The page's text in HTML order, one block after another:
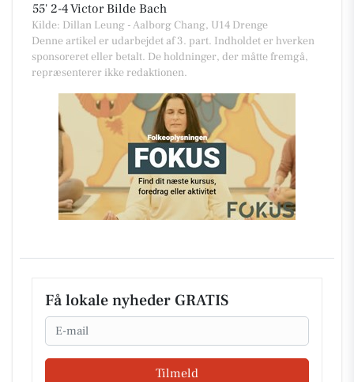
55' 2-4Victor Bilde Bach
Kilde: Dillan Leung - Aalborg Chang, U14 Drenge
Denne artikel er udarbejdet af 3. part. Indholdet er hverken
sponsoreret eller betalt. De holdninger, der måtte fremgå,
repræsenterer ikke redaktionen.
Få lokale nyheder GRATIS
Email
Tilmeld